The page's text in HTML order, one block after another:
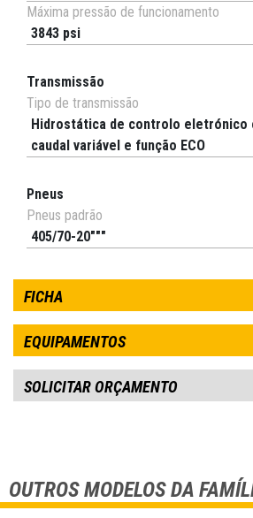
Máxima pressão de funcionamento
3843 psi
Transmissão
Tipo de transmissão
Hidrostática de controlo eletrónico
caudal variável e função ECO
Pneus
Pneus padrão
405/70-20"""
FICHA
EQUIPAMENTOS
SOLICITAR ORÇAMENTO
OUTROS MODELOS DA